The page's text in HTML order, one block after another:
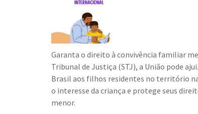
Garanta o direito à convivência familiar
Tribunal de Justiça (STJ), a União pode
Brasil aos filhos residentes no território
o interesse da criança e protege seus
menor.